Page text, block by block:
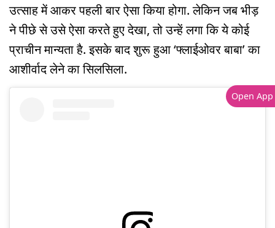
उत्साह में आकर पहली बार ऐसा किया होगा. लेकिन जब भीड़
ने पीछे से उसे ऐसा करते हुए देखा, तो उन्हें लगा कि ये कोई
प्राचीन मान्यता है. इसके बाद शुरू हुआ ‘फ्लाईओवर बाबा’ का
आशीर्वाद लेने का सिलसिला.
Open App